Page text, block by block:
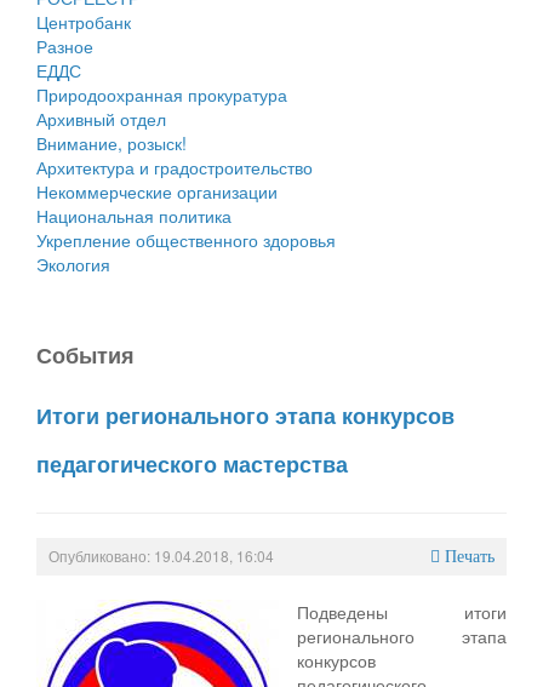
Городское поселение
Сельские поселения
Центробанк
Разное
ЕДДС
Природоохранная прокуратура
Архивный отдел
Внимание, розыск!
Архитектура и градостроительство
Некоммерческие организации
Национальная политика
Укрепление общественного здоровья
Экология
События
Итоги регионального этапа конкурсов
педагогического мастерства
Опубликовано: 19.04.2018, 16:04 Печать
Подведены итоги
регионального этапа
конкурсов